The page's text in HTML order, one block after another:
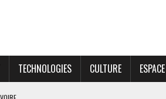
TECHNOLOGIES CULTURE